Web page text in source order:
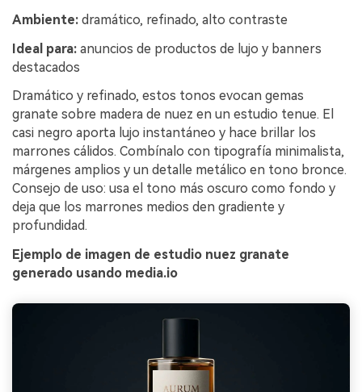
Ambiente: dramático, refinado, alto contraste
Ideal para: anuncios de productos de lujo y banners
destacados
Dramático y refinado, estos tonos evocan gemas
granate sobre madera de nuez en un estudio tenue. El
casi negro aporta lujo instantáneo y hace brillar los
marrones cálidos. Combínalo con tipografía minimalista,
márgenes amplios y un detalle metálico en tono bronce.
Consejo de uso: usa el tono más oscuro como fondo y
deja que los marrones medios den gradiente y
profundidad.
Ejemplo de imagen de estudio nuez granate
generado usando media.io